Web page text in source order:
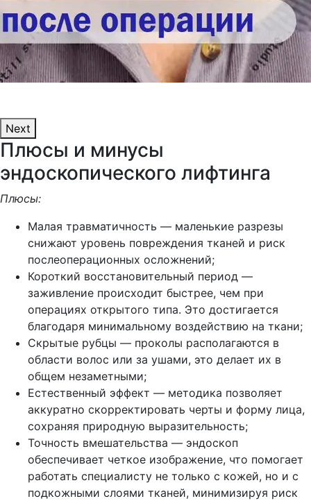
Next
Плюсы и минусы
эндоскопического лифтинга
Плюсы:
Малая травматичность — маленькие разрезы
снижают уровень повреждения тканей и риск
послеоперационных осложнений;
Короткий восстановительный период —
заживление происходит быстрее, чем при
операциях открытого типа. Это достигается
благодаря минимальному воздействию на ткани;
Скрытые рубцы — проколы располагаются в
области волос или за ушами, это делает их в
общем незаметными;
Естественный эффект — методика позволяет
аккуратно скорректировать черты и форму лица,
сохраняя природную выразительность;
Точность вмешательства — эндоскоп
обеспечивает четкое изображение, что помогает
работать специалисту не только с кожей, но и с
подкожными слоями тканей, минимизируя риск